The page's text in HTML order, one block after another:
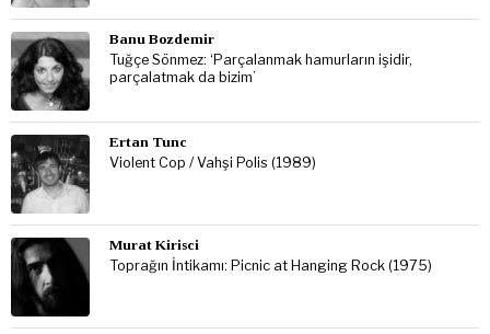
Banu Bozdemir
Tuğçe Sönmez: ‘Parçalanmak hamurların işidir,
parçalatmak da bizim’
Ertan Tunc
Violent Cop / Vahşi Polis (1989)
Murat Kirisci
Toprağın İntikamı: Picnic at Hanging Rock (1975)